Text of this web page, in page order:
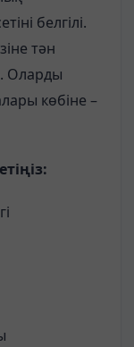
белгілі.
тән
Оларды
көбіне –